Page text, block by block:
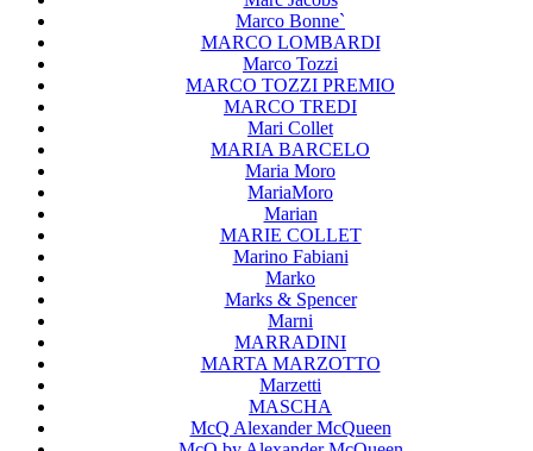
Marco Bonne`
MARCO LOMBARDI
Marco Tozzi
MARCO TOZZI PREMIO
MARCO TREDI
Mari Collet
MARIA BARCELO
Maria Moro
MariaMoro
Marian
MARIE COLLET
Marino Fabiani
Marko
Marks & Spencer
Marni
MARRADINI
MARTA MARZOTTO
Marzetti
MASCHA
McQ Alexander McQueen